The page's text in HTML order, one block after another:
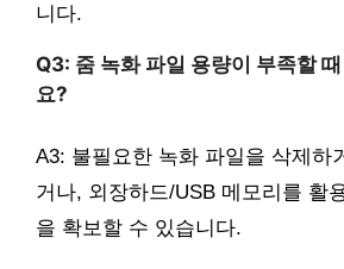
니다.
Q3: 줌 녹화 파일 용량이 부족할
요?
A3: 불필요한 녹화 파일을 삭제하
거나, 외장하드/USB 메모리를 활
을 확보할 수 있습니다.